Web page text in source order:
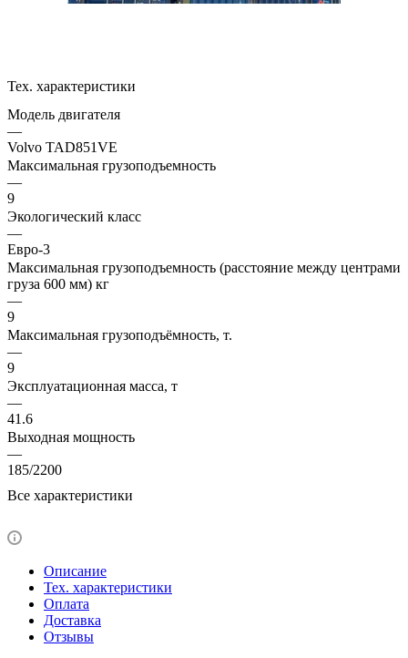
Тех. характеристики
Модель двигателя
—
Volvo TAD851VE
Максимальная грузоподъемность
—
9
Экологический класс
—
Евро-3
Максимальная грузоподъемность (расстояние между центрами
груза 600 мм) кг
—
9
Максимальная грузоподъёмность, т.
—
9
Эксплуатационная масса, т
—
41.6
Выходная мощность
—
185/2200
Все характеристики
Описание
Тех. характеристики
Оплата
Доставка
Отзывы